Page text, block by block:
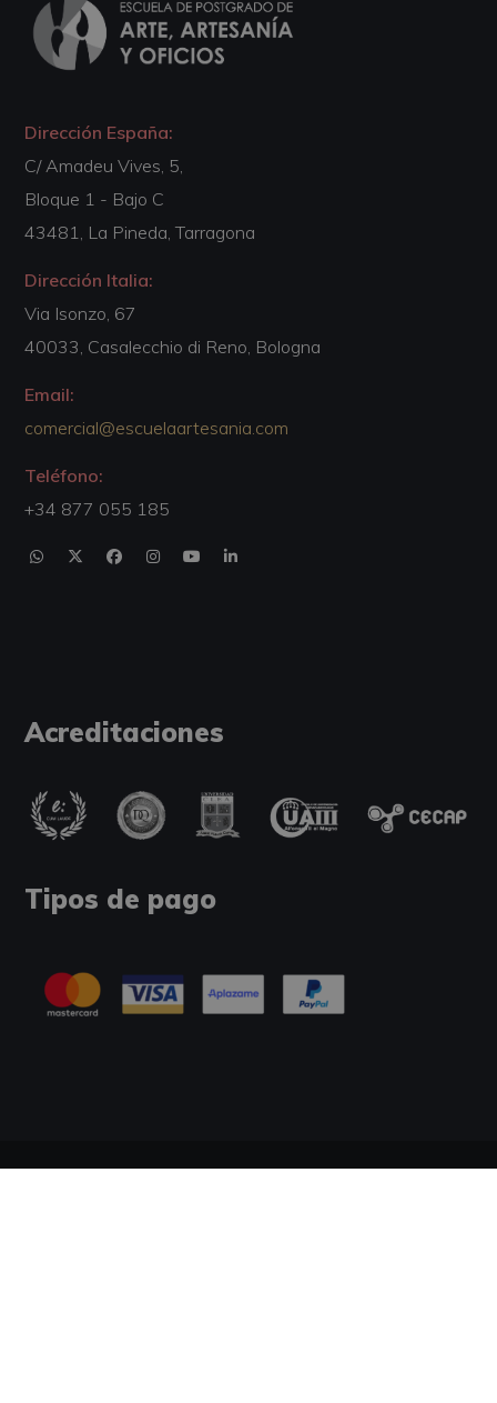
Dirección España:
C/ Amadeu Vives, 5,
Bloque 1 - Bajo C
43481, La Pineda, Tarragona
Dirección Italia:
Via Isonzo, 67
40033, Casalecchio di Reno, Bologna
Email:
comercial@escuelaartesania.com
Teléfono:
+34 877 055 185
Acreditaciones
Tipos de pago